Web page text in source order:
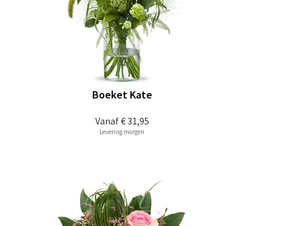
Vanaf€ 31,95
Boeket Kate
Levering morgen